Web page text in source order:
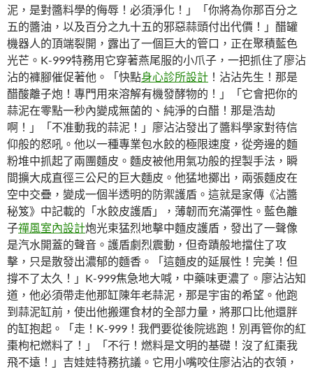
泥，是對醬料學的侮辱！必須淨化！」「你將為你那百分之
五的醬油，以及百分之九十五的邪惡蒜頭付出代價！」醋罐
機器人的頂端裂開，露出了一個巨大的管口，正在聚積藍色
光芒。K-999特務用它穿著燕尾服的小爪子，一把抓住了廖沾
沾的褲腳催促著他。「快點身心診所設計 ！沾沾先生！那是
醋酸離子炮！專門用來溶解有機發酵物的！」「它會把你的
蒜泥在零點一秒內變成無菌的、純淨的白醋！那是浩劫
啊！」「不准動我的蒜泥！」廖沾沾發出了醬料學家對待信
仰般的怒吼。他以一種專業包水餃的極限速度，從旁邊的麵
粉堆中抓起了兩團麵皮。麵皮被他用氣功般的捏製手法，瞬
間擴大成直徑三公尺的巨大麵皮。他猛地擲出，兩張麵皮在
空中交疊，變成一個半透明的防禦護盾。這就是家傳《沾醬
秘笈》中記載的「水餃皮護盾」，薄韌而充滿彈性。藍色離
子禪風室內設計炮光束猛烈地擊中麵皮護盾，發出了一聲像
是汽水開蓋的聲音。護盾劇烈震動，但奇蹟般地擋住了攻
擊，只是散發出濃郁的麵香。「這麵皮的延展性！完美！但
撐不了太久！」K-999焦急地大喊，中藥味更濃了。廖沾沾知
道，他必須帶走他那缸陳年老蒜泥，那是宇宙的希望。他跑
到蒜泥缸前，使出他搬運食材的全部力量，將那口比他還胖
的缸抱起。「走！K-999！我們要從後院逃跑！別再管你的紅
棗枸杞燃料了！」「不行！燃料是文明的基礎！沒了紅棗我
飛不遠！」吉娃娃特務抗議。它用小嘴咬住廖沾沾的衣領，